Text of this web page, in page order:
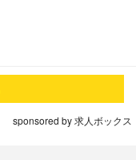
sponsored by 求人ボックス